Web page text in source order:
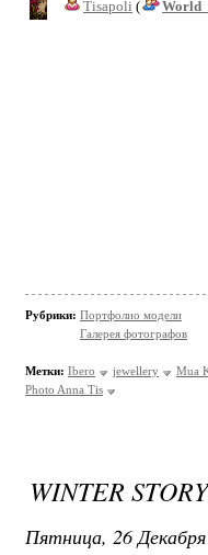
Tisapoli (
Рубрики: Портфолио модели
Галерея фотографов
Метки: Ibero jewellery
Mua
Photo Anna Tis
WINTER STORY
Пятница, 26